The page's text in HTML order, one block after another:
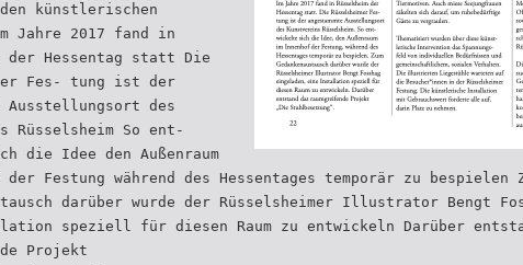
künstlerischen
Jahre 2017 fand in
der Hessentag statt Die
Fes- tung ist der
Ausstellungsort des
Rüsselsheim So ent-
die Idee den Außenraum
Festung während des Hessentages temporär zu bespielen
darüber wurde der Rüsselsheimer Illustrator Bengt
speziell für diesen Raum zu entwickeln Darüber
Projekt